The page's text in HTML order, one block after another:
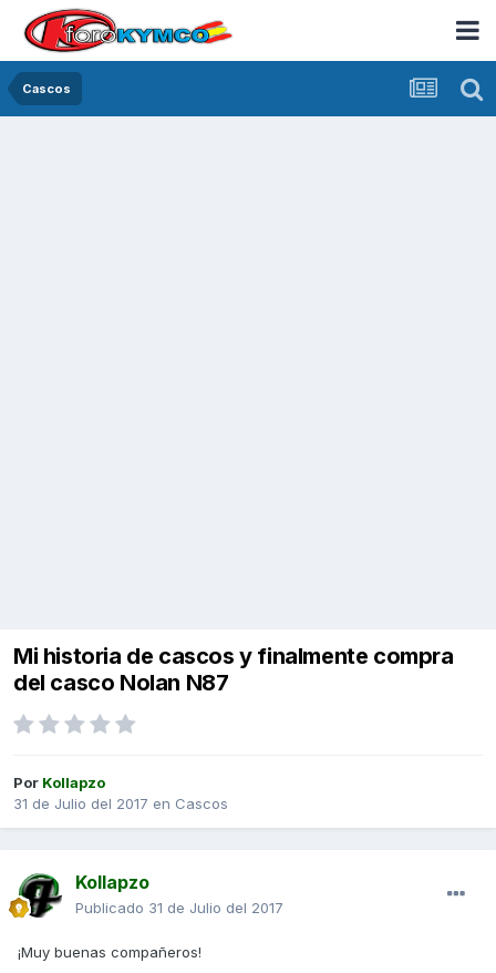
Cascos
Mi historia de cascos y finalmente compra
del casco Nolan N87
Por Kollapzo
31 de Julio del 2017 en Cascos
Kollapzo
Publicado 31 de Julio del 2017
¡Muy buenas compañeros!